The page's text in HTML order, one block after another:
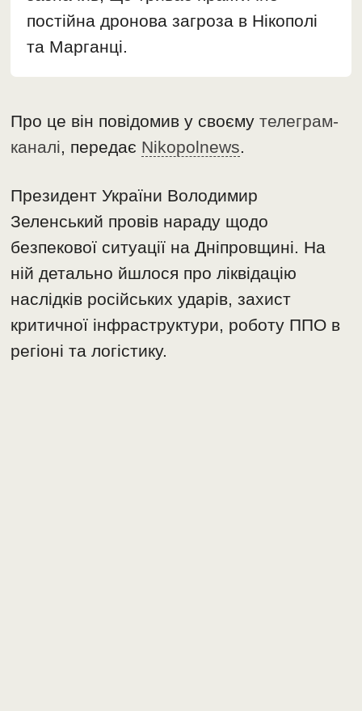
постійна дронова загроза в Нікополі
та Марганці.
Про це він повідомив у своєму телеграм-
каналі, передає Nikopolnews.
Президент України Володимир
Зеленський провів нараду щодо
безпекової ситуації на Дніпровщині. На
ній детально йшлося про ліквідацію
наслідків російських ударів, захист
критичної інфраструктури, роботу ППО в
регіоні та логістику.